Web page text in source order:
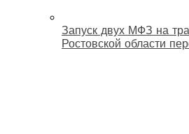
Запуск двух МФЗ на
Ростовской области